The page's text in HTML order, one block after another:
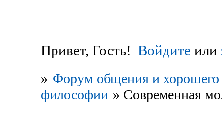
Привет, Гость! Войдите или
» Форум общения и хорошего
философии » Современная